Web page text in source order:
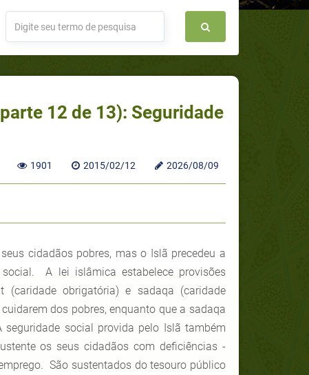
12 de 13): Seguridade
1901 2015/02/12 2026/08/09
cidadãos pobres, mas o Islã precedeu a
A lei islâmica estabelece provisões
obrigatória) e sadaqa (caridade
dos pobres, enquanto que a sadaqa
social provida pelo Islã também
os seus cidadãos com deficiências -
São sustentados do tesouro público